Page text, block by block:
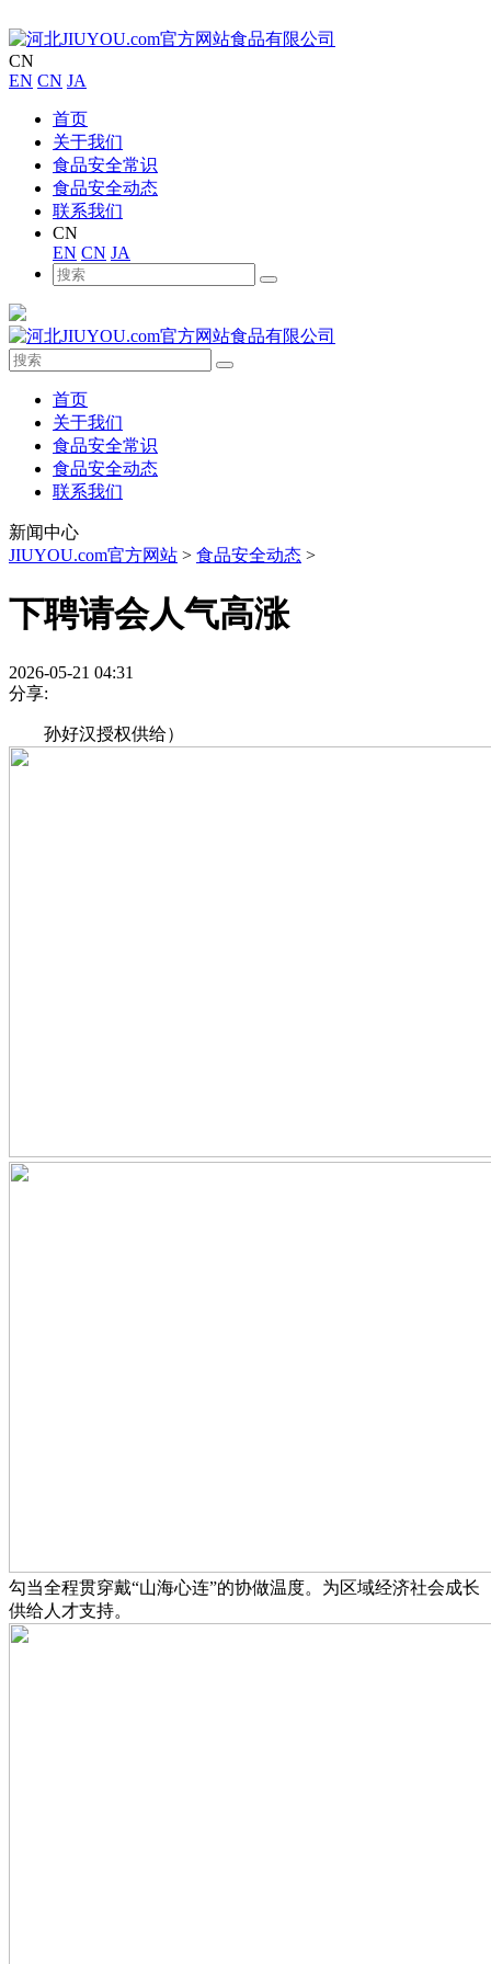
CN
EN CN JA
首页
关于我们
食品安全常识
食品安全动态
联系我们
CN
EN CN JA
首页
关于我们
食品安全常识
食品安全动态
联系我们
新闻中心
JIUYOU.com官方网站 > 食品安全动态 >
下聘请会人气高涨
2026-05-21 04:31
分享:
孙好汉授权供给）
勾当全程贯穿戴“山海心连”的协做温度。为区域经济社会成长
供给人才支持。